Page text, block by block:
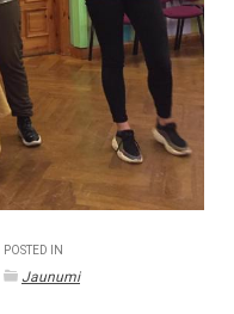
POSTED IN
Jaunumi